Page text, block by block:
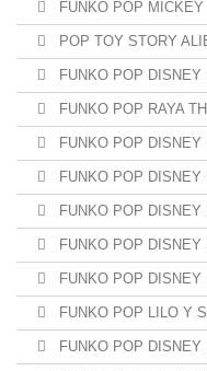
FUNKO POP
POP TOY STORY
FUNKO POP DISNEY
FUNKO POP RAYA
FUNKO POP DISNEY
FUNKO POP
FUNKO POP
FUNKO POP DISNEY
FUNKO POP DISNEY
FUNKO POP LILO Y
FUNKO POP DISNEY